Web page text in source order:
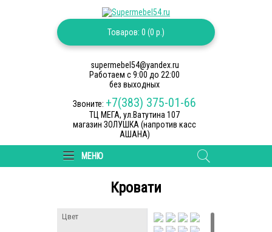
Товаров: 0 (0 р.)
supermebel54@yandex.ru
Работаем c 9:00 до 22:00
без выходных
Звоните: +7(383) 375-01-66
ТЦ МЕГА, ул.Ватутина 107
магазин ЗОЛУШКА (напротив касс
АШАНА)
МЕНЮ
Кровати
Цвет